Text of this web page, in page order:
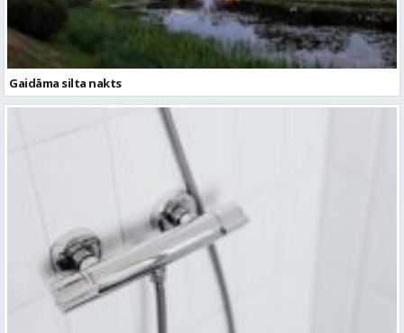
Ceturtdien iespējami dzeramā ūdens padeves pārtraukumi vairākās
vietās Valmierā